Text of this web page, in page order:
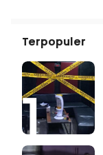
Terpopuler